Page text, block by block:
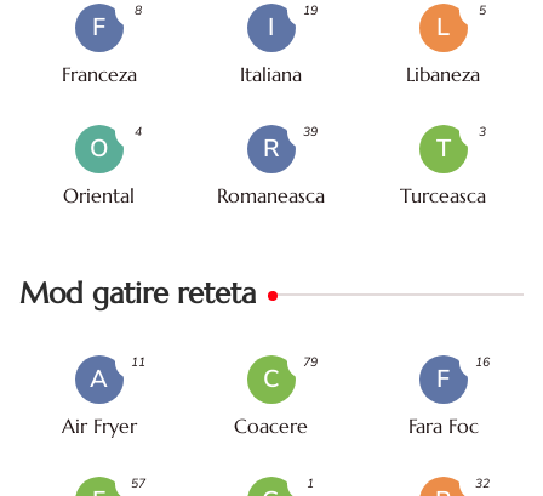
F
Franceza
8
I
Italiana
19
L
Libaneza
5
O
Oriental
4
R
Romaneasca
39
T
Turceasca
3
Mod gatire reteta
A
Air Fryer
11
C
Coacere
79
F
Fara Foc
16
57 1 32